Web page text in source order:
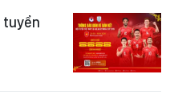
tuyển